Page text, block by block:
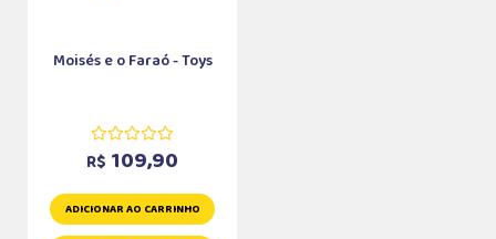
Moisés e o Faraó - Toys
R$ 109,90
ADICIONAR AO CARRINHO